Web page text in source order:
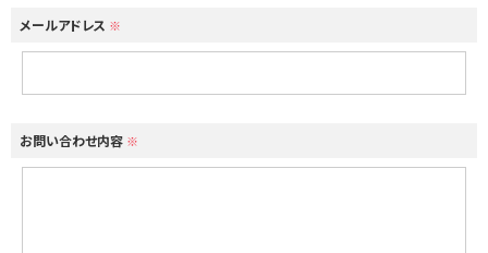
メールアドレス ※
お問い合わせ内容 ※